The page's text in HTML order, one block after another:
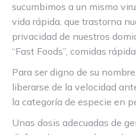
sucumbimos a un mismo
vida rápida, que trastorna
privacidad de nuestros
“Fast Foods”, comidas
Para ser digno de su
liberarse de la velocidad
la categoría de especie en
Unas dosis adecuadas de